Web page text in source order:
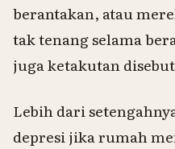
berantakan, atau
tak tenang selama
juga ketakutan disebut
Lebih dari
depresi jika rumah